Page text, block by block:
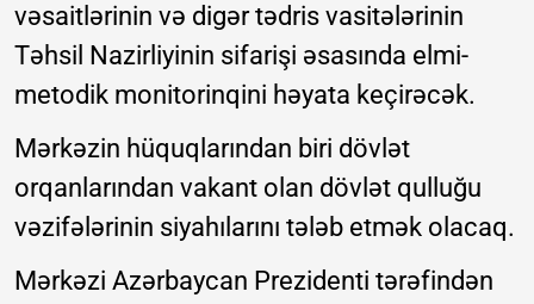
vəsaitlərinin və digər tədris vasitələrinin
Təhsil Nazirliyinin sifarişi əsasında elmi-
metodik monitorinqini həyata keçirəcək.
Mərkəzin hüquqlarından biri dövlət
orqanlarından vakant olan dövlət qulluğu
vəzifələrinin siyahılarını tələb etmək olacaq.
Mərkəzi Azərbaycan Prezidenti tərəfindən